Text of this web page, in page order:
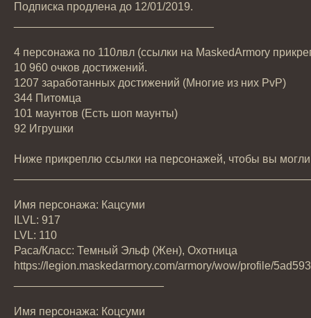
Подписка продлена до 12/01/2019.
4 персонажа по 110лвл (ссылки на MaskedArmory
10 960 очков достижений.
1207 заработанных достижений (Многие из них PvP)
344 Питомца
101 маунтов (Есть шоп маунты)
92 Игрушки
Ниже прикреплю ссылки на персонажей, чтобы вы могли
Имя персонажа: Кацсуми
ILVL: 917
LVL: 110
Раса/Класс: Темный Эльф (Жен), Охотница
https://legion.maskedarmory.com/armory/wow/profile/
Имя персонажа: Коцсуми